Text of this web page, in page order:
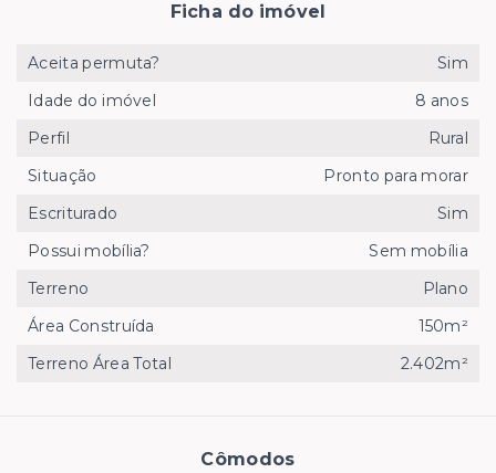
Cômodos
Ficha do imóvel
Aceita permuta?
Sim
Idade do imóvel
8 anos
Perfil
Rural
Situação
Pronto para morar
Escriturado
Sim
Possui mobília?
Sem mobília
Terreno
Plano
Área Construída
150m²
Terreno Área Total
2.402m²